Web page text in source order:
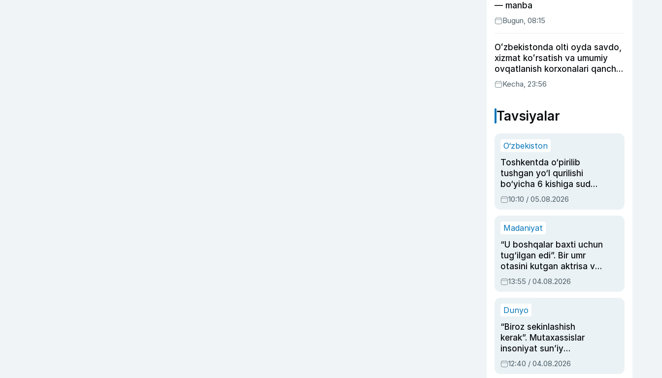
— manba
Bugun, 08:15
Oʻzbekistonda olti oyda savdo,
xizmat koʻrsatish va umumiy
ovqatlanish korxonalari qancha
soliq toʻlagani ochiqlandi
Kecha, 23:56
Tavsiyalar
O‘zbekiston
Toshkentda o‘pirilib
tushgan yo‘l qurilishi
bo‘yicha 6 kishiga sud
hukmi o‘qildi
10:10 / 05.08.2026
Madaniyat
“U boshqalar baxti uchun
tug‘ilgan edi”. Bir umr
otasini kutgan aktrisa va
dublyaj ustasi Rimma
Ahmedovaning
13:55 / 04.08.2026
Dunyo
“Biroz sekinlashish
kerak”. Mutaxassislar
insoniyat sun’iy
intellektni boshqara
olmay qolishidan xavotir
12:40 / 04.08.2026